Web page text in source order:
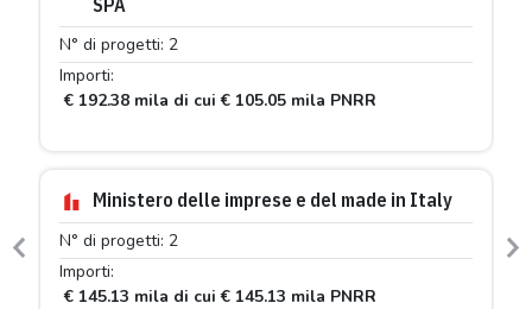
N° di progetti: 2
Importi:
€ 192.38 mila di cui € 105.05 mila PNRR
Ministero delle imprese e del made in Italy
N° di progetti: 2
Importi:
€ 145.13 mila di cui € 145.13 mila PNRR
Previous